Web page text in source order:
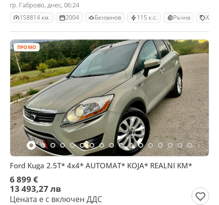
гр. Габрово, днес, 06:24
158814 км. 2004 Бензинов 115 к.с. Ръчна
ПРОМО
Ford Kuga 2.5Т* 4х4* AUTOMAT* KOJA* REALNI KM*
6 899 €
13 493,27 лв
Цената е с включен ДДС